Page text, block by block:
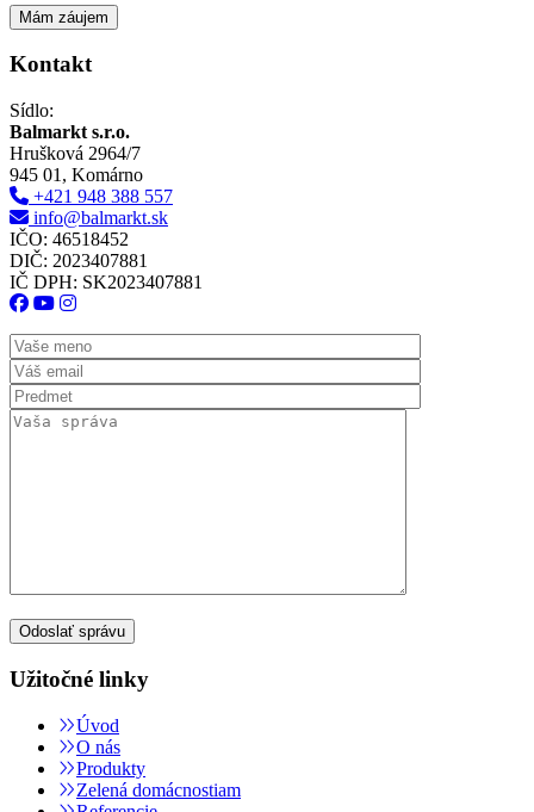
Kontakt
Sídlo:
Balmarkt s.r.o.
Hrušková 2964/7
945 01, Komárno
+421 948 388 557
info@balmarkt.sk
IČO: 46518452
DIČ: 2023407881
IČ DPH: SK2023407881
Užitočné linky
Úvod
O nás
Produkty
Zelená domácnostiam